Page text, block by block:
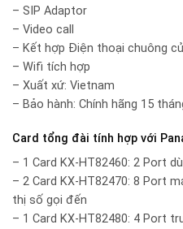
– SIP Adaptor
– Video call
– Kết hợp Điện thoại chuông
– Wifi tích hợp
– Xuất xứ: Vietnam
– Bảo hành: Chính hãng 15
Card tổng đài tính hợp với
– 1 Card KX-HT82460: 2 Port
– 2 Card KX-HT82470: 8 Port
thị số gọi đến
– 1 Card KX-HT82480: 4 Port